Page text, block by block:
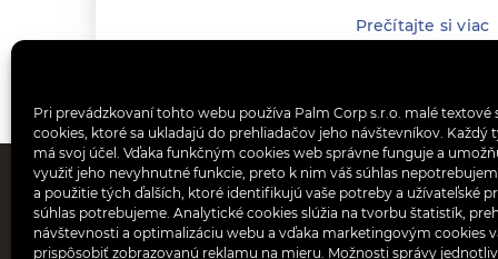
Pri prevádzkovaní tohto webu používa Palm Corp s.r.o. malé textové
cookies, ktoré sa ukladajú do prehliadačov jeho návštevníkov. Každý
má svoj účel. Vďaka funkčným cookies web správne funguje a
využiť jeho nevyhnutné funkcie, preto k nim váš súhlas
a použitie tých ďalších, ktoré identifikujú vaše potreby a užívateľské
súhlas potrebujeme. Analytické cookies slúžia na tvorbu štatistík,
návštevnosti a optimalizáciu webu a vďaka marketingovým cookies
prispôsobiť zobrazovanú reklamu na mieru. Možnosti správy
Prečítajte si viac